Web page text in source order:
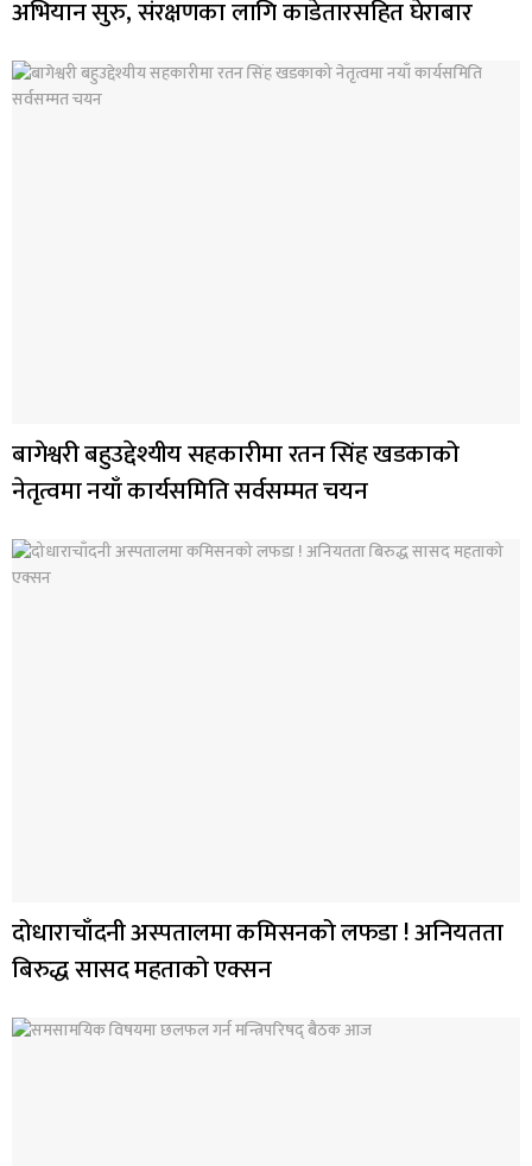
अभियान सुरु, संरक्षणका लागि काडेतारसहित घेराबार
बागेश्वरी बहुउद्देश्यीय सहकारीमा रतन सिंह खडकाको
नेतृत्वमा नयाँ कार्यसमिति सर्वसम्मत चयन
दोधाराचाँदनी अस्पतालमा कमिसनको लफडा ! अनियतता
बिरुद्ध सासद महताको एक्सन